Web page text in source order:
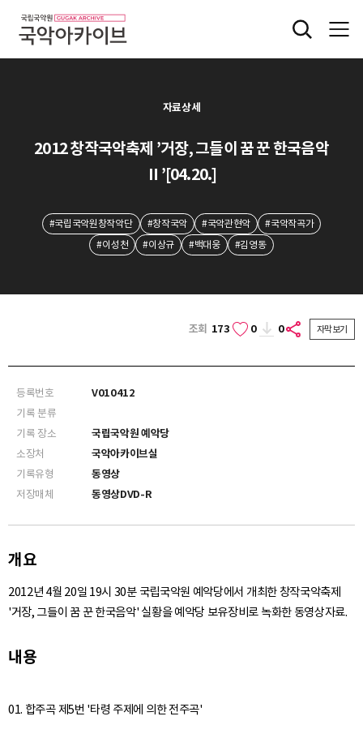
자료상세
2012 창작국악축제 ’거장, 그들이 꿈 꾼 한국음악
Ⅱ’[04.20.]
#국립국악원창작악단 #창작국악 #국악관현악
#국악작곡가
#이성천
#이상규 #백대웅 #김영동
조회 173 0 0 자막보기
등록번호
V010412
기록 분류
기록 장소
국립국악원 예악당
소장처
국악아카이브실
기록유형
동영상
저장매체
동영상DVD-R
개요
2012년 4월 20일 19시 30분 국립국악원 예악당에서 개최한 창작국악축제
'거장, 그들이 꿈 꾼 한국음악' 실황을 예악당 보유장비로 녹화한 동영상자료.
내용
01. 합주곡 제5번 '타령 주제에 의한 전주곡'